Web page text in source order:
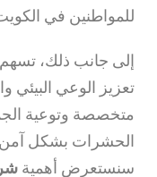
للمواطنين في
إلى جانب ذلك، تسهم
تعزيز الوعي
متخصصة وتوعية
الحشرات بشكل آمن
سنستعرض أهمية